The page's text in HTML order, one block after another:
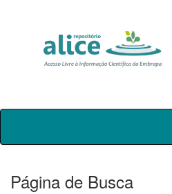
Skip
Página de Busca